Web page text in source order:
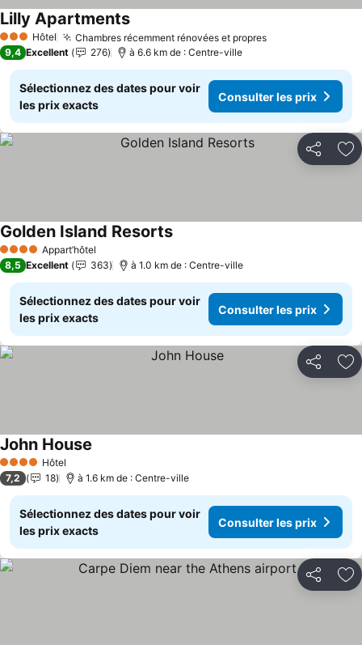
3 ÉtoilesHôtel Chambres récemment rénovées et propres
Lilly Apartments
9,4 Excellent 276 à 6.6 km de : Centre-ville
Sélectionnez des dates pour voir
les prix exacts
Consulter les prix
Partager
4 Étoiles Appart’hôtel
Golden Island Resorts
8,5 Excellent 363 à 1.0 km de : Centre-ville
Sélectionnez des dates pour voir
les prix exacts
Consulter les prix
Partager
4 Étoiles Hôtel
John House
7,2 18 à 1.6 km de : Centre-ville
Sélectionnez des dates pour voir
les prix exacts
Consulter les prix
Partager